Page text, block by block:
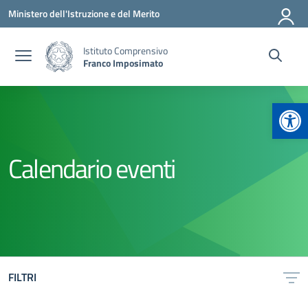
Vai ai contenuti
Vai al menu di navigazione
Vai al footer
Ministero dell'Istruzione e del Merito
Istituto Comprensivo
Franco Imposimato
Calendario eventi
FILTRI